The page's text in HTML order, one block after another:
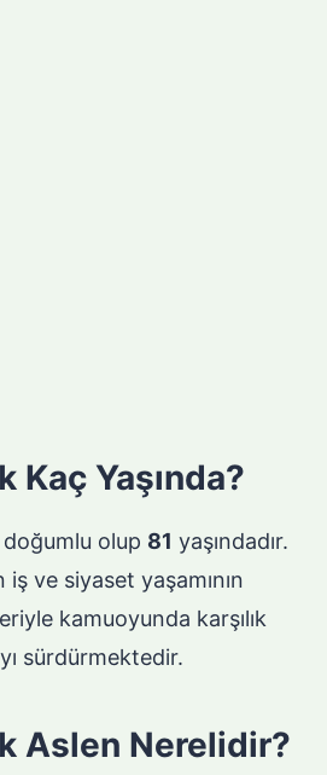
Kaç Yaşında?
olup 81 yaşındadır.
iş ve siyaset yaşamının
kamuoyunda karşılık
sürdürmektedir.
Aslen Nerelidir?